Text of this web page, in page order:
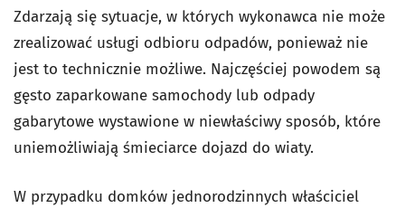
Zdarzają się sytuacje, w których wykonawca nie może
zrealizować usługi odbioru odpadów, ponieważ nie
jest to technicznie możliwe. Najczęściej powodem są
gęsto zaparkowane samochody lub odpady
gabarytowe wystawione w niewłaściwy sposób, które
uniemożliwiają śmieciarce dojazd do wiaty.
W przypadku domków jednorodzinnych właściciel